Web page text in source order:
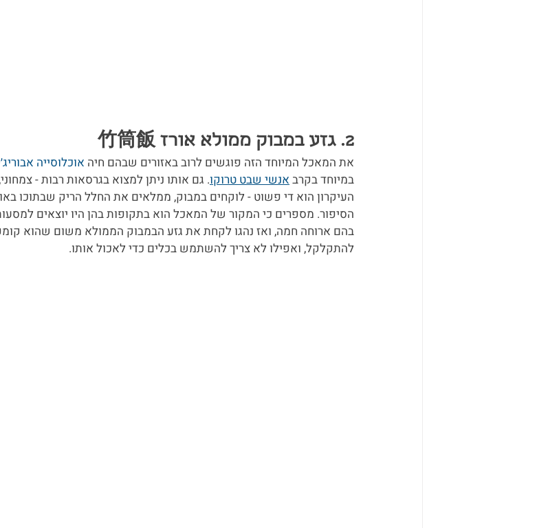
2. גזע במבוק ממולא אורז 竹筒飯
את המאכל המיוחד הזה פוגשים לרוב באזורים שבהם חיה אוכלוסייה
במיוחד בקרב אנשי שבט טרוקו. גם אותו ניתן למצוא בגרסאות רבות -
העיקרון הוא די פשוט - לוקחים במבוק, ממלאים את החלל הריק שבתוכו
הסיפור. מספרים כי המקור של המאכל הוא בתקופות בהן היו יוצאים
בהם ארוחה חמה, ואז נהגו לקחת את גזע הבמבוק הממולא משום שהוא
להתקלקל, ואפילו לא צריך להשתמש בכלים כדי לאכול אותו.